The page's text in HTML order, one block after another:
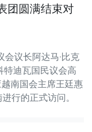
团圆满结束对
会议长阿达马·比克
特迪瓦国民议会高
南国会主席王廷惠
行的正式访问。